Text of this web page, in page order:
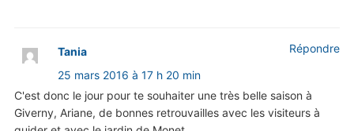
Tania
25 mars 2016 à 17 h 20 min
C'est donc le jour pour te souhaiter une très belle saison à
Giverny, Ariane, de bonnes retrouvailles avec les visiteurs à
Répondre